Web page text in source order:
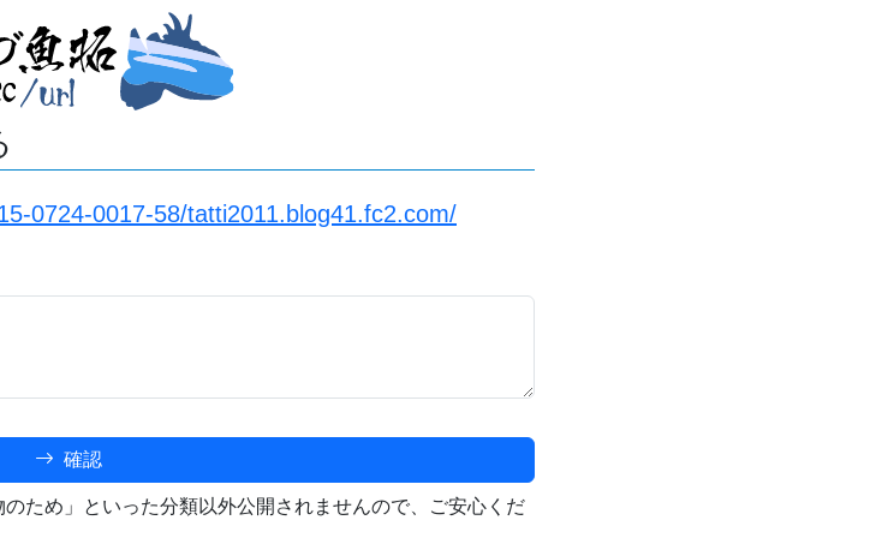
0724-0017-58/tatti2011.blog41.fc2.com/
確認
ため」といった分類以外公開されませんので、ご安心くだ